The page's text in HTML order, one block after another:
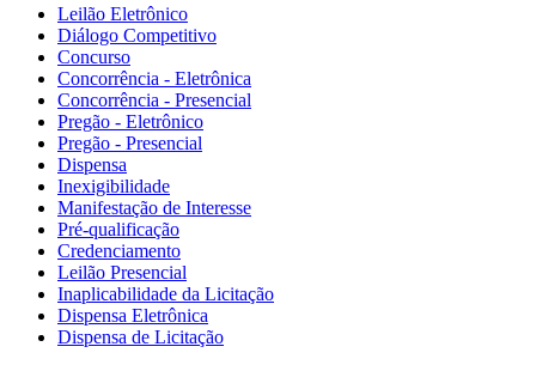
Leilão Eletrônico
Diálogo Competitivo
Concurso
Concorrência - Eletrônica
Concorrência - Presencial
Pregão - Eletrônico
Pregão - Presencial
Dispensa
Inexigibilidade
Manifestação de Interesse
Pré-qualificação
Credenciamento
Leilão Presencial
Inaplicabilidade da Licitação
Dispensa Eletrônica
Dispensa de Licitação